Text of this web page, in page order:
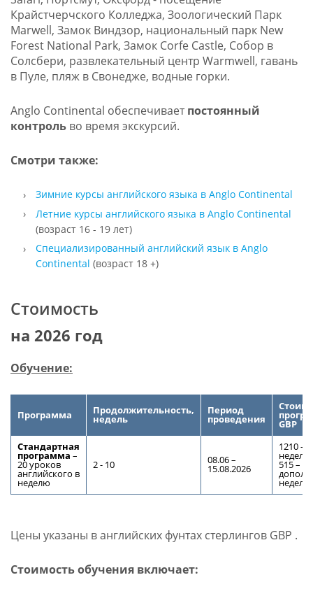
Крайстчерчского Колледжа, Зоологический Парк
Marwell, Замок Виндзор, национальный парк New
Forest National Park, Замок Corfe Castle, Собор в
Солсбери, развлекательный центр Warmwell, гавань
в Пуле, пляж в Свонедже, водные горки.
Anglo Continental обеспечиваетпостоянный
контрольво время экскурсий.
Смотри также:
Зимние курсы английского языка в Anglo Continental
Летние курсы английского языка в Anglo Continental
(возраст 16 - 19 лет)
Специализированный английский язык в Anglo
Continental (возраст 18 +)
Стоимость
на 2026 год
Обучение:
Программа Продолжительность,
недель
Период
проведения
GBP
Стандартная
программа –
20 уроков
английского в
неделю
2 - 10 08.06 –
15.08.2026
1210 –
недели;
515 –
неделя
Цены указаны в английских фунтах стерлингов GBP .
Стоимость обучения включает: